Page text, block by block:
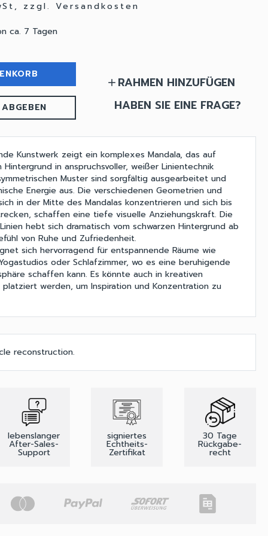
zzgl. Versandkosten
ca. 7 Tagen
add RAHMEN HINZUFÜGEN
HABEN SIE EINE FRAGE?
Kunstwerk zeigt ein komplexes Mandala, das auf
in anspruchsvoller, weißer Linientechnik
Muster sind sorgfältig ausgearbeitet und
Energie aus. Die verschiedenen Geometrien und
in der Mitte des Mandalas konzentrieren und sich bis
schaffen eine tiefe visuelle Anziehungskraft. Die
hebt sich dramatisch vom schwarzen Hintergrund ab
von Ruhe und Zufriedenheit.
sich hervorragend für entspannende Räume wie
oder Schlafzimmer, wo es eine beruhigende
schaffen kann. Es könnte auch in kreativen
werden, um Inspiration und Konzentration zu
reconstruction.
lebenslanger
After-Sales-
Support
signiertes
Echtheits-
Zertifikat
30 Tage
Rückgabe-
recht